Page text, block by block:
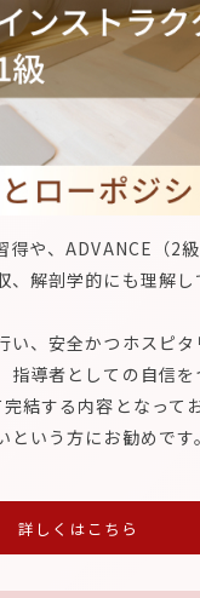
や、ADVANCE（2
、解剖学的にも理解
、安全かつホスピ
導者としての自信を
結する内容となって
いう方にお勧めです。
詳しくはこちら